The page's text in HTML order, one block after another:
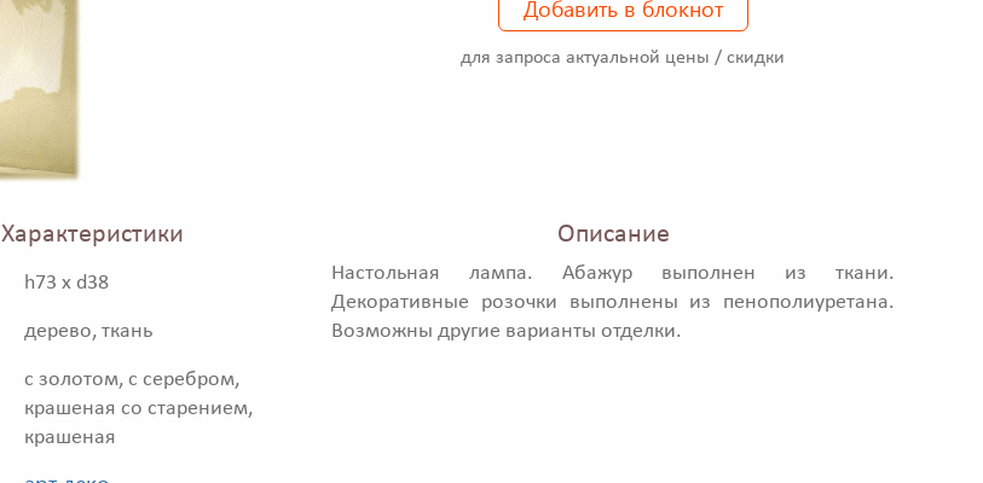
Добавить в блокнот
для запроса актуальной цены / скидки
Характеристики
h73 x d38
дерево, ткань
с золотом, с серебром,
крашеная со старением,
крашеная
Описание
Настольная лампа. Абажур выполнен из ткани.
Декоративные розочки выполнены из пенополиуретана.
Возможны другие варианты отделки.